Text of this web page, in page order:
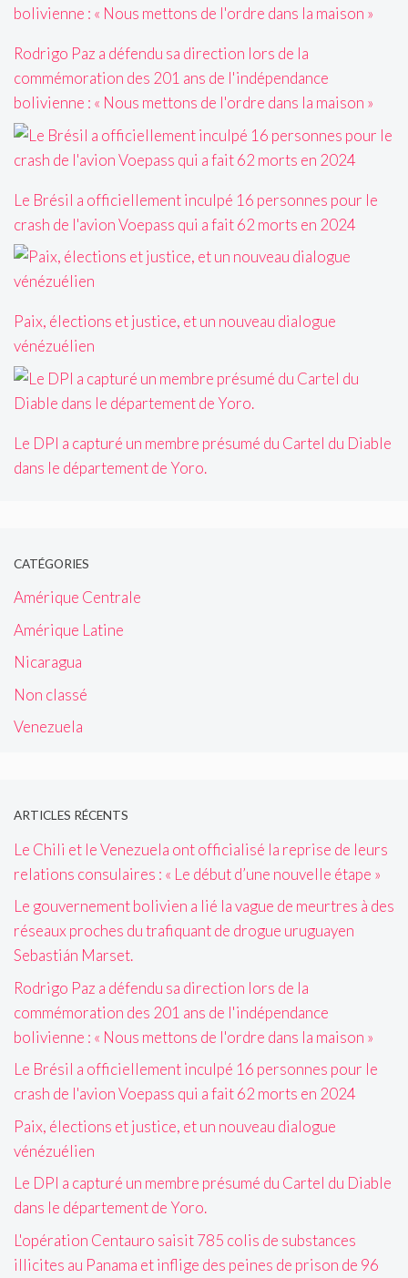
Rodrigo Paz a défendu sa direction lors de la
commémoration des 201 ans de l'indépendance
bolivienne : « Nous mettons de l'ordre dans la maison »
Le Brésil a officiellement inculpé 16 personnes pour le
crash de l'avion Voepass qui a fait 62 morts en 2024
Paix, élections et justice, et un nouveau dialogue
vénézuélien
Le DPI a capturé un membre présumé du Cartel du Diable
dans le département de Yoro.
CATÉGORIES
Amérique Centrale
Amérique Latine
Nicaragua
Non classé
Venezuela
ARTICLES RÉCENTS
Le Chili et le Venezuela ont officialisé la reprise de leurs
relations consulaires : « Le début d’une nouvelle étape »
Le gouvernement bolivien a lié la vague de meurtres à des
réseaux proches du trafiquant de drogue uruguayen
Sebastián Marset.
Rodrigo Paz a défendu sa direction lors de la
commémoration des 201 ans de l'indépendance
bolivienne : « Nous mettons de l'ordre dans la maison »
Le Brésil a officiellement inculpé 16 personnes pour le
crash de l'avion Voepass qui a fait 62 morts en 2024
Paix, élections et justice, et un nouveau dialogue
vénézuélien
Le DPI a capturé un membre présumé du Cartel du Diable
dans le département de Yoro.
L'opération Centauro saisit 785 colis de substances
illicites au Panama et inflige des peines de prison de 96